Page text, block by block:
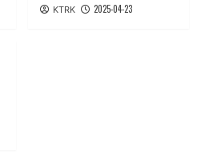
KTRK
2025-04-23